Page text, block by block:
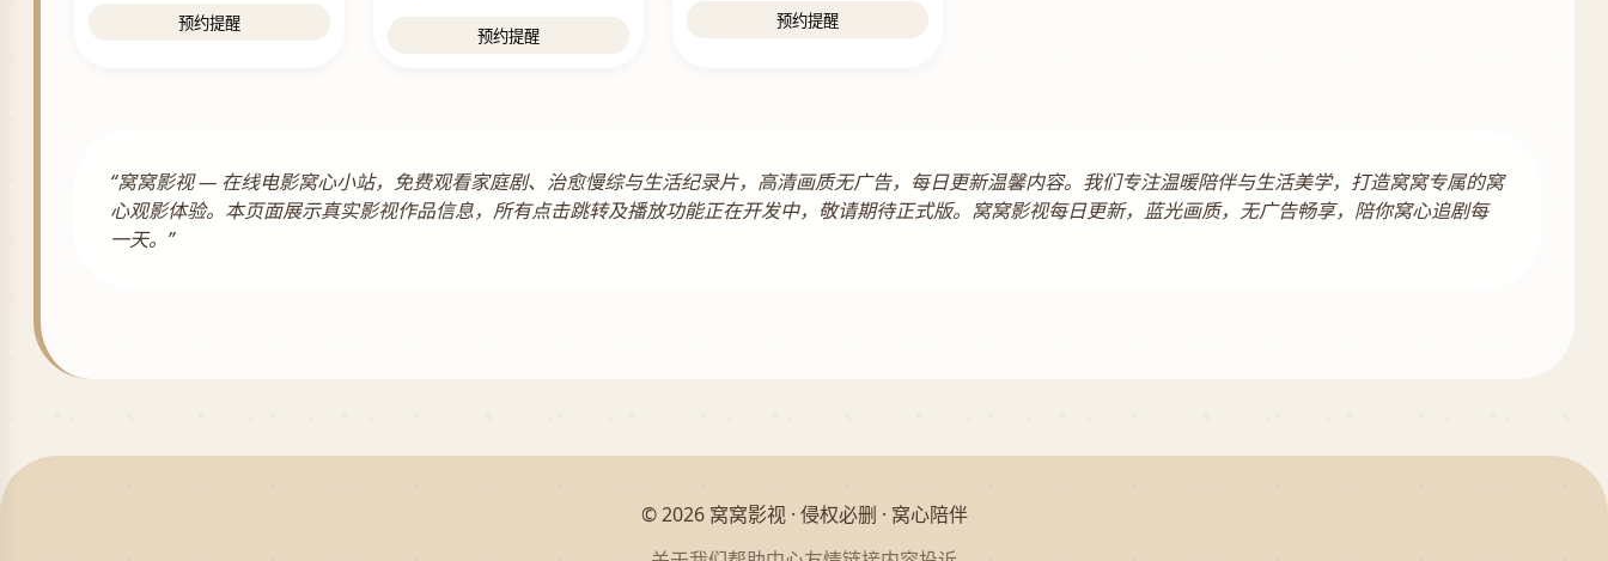
预约提醒
预约提醒
预约提醒
“窝窝影视 — 在线电影窝心小站，免费观看家庭剧、治愈慢综与生活纪录片，高清画质无广告，每日更新温馨内容。我们专注温暖陪伴与生活美学，打造窝窝专属的窝
心观影体验。本页面展示真实影视作品信息，所有点击跳转及播放功能正在开发中，敬请期待正式版。窝窝影视每日更新，蓝光画质，无广告畅享，陪你窝心追剧每
一天。”
© 2026 窝窝影视 · 侵权必删 · 窝心陪伴